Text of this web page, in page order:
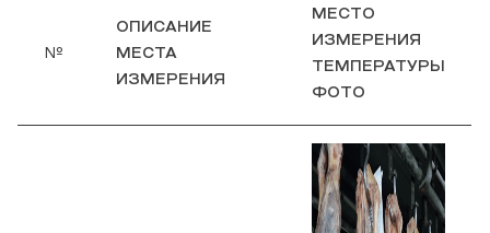
№
ОПИСАНИЕ
МЕСТА
ИЗМЕРЕНИЯ
МЕСТО
ИЗМЕРЕНИЯ
ТЕМПЕРАТУРЫ
ФОТО